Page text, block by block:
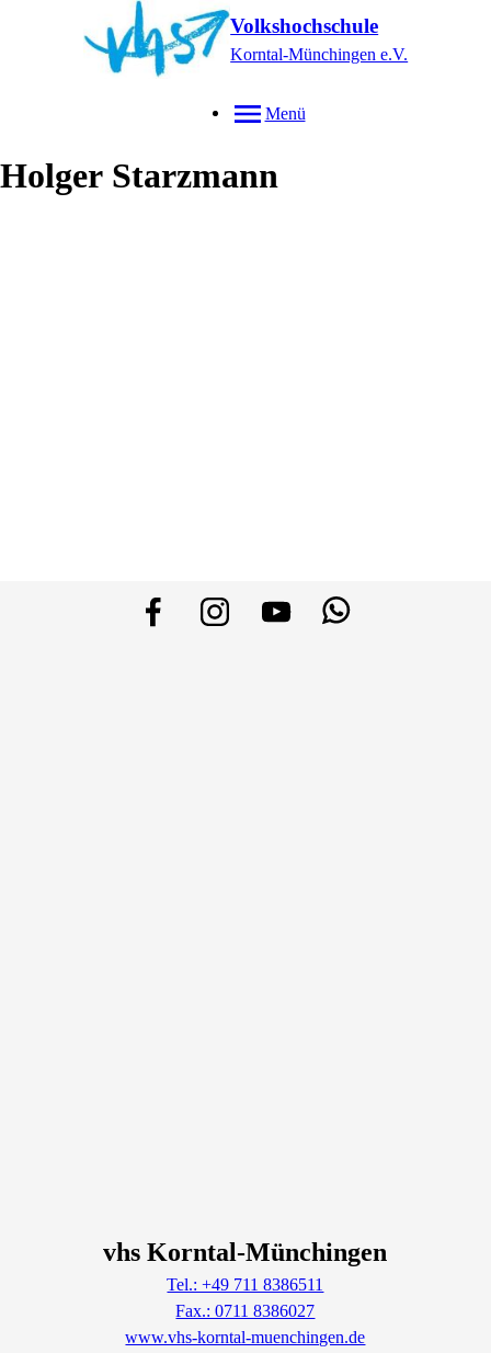
Volkshochschule
Korntal-Münchingen e.V.
Menü
Holger Starzmann
vhs Korntal-Münchingen
Tel.: +49 711 8386511
Fax.: 0711 8386027
www.vhs-korntal-muenchingen.de